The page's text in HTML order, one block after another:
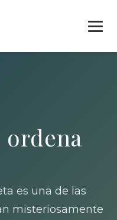
ordena
es una de las
misteriosamente